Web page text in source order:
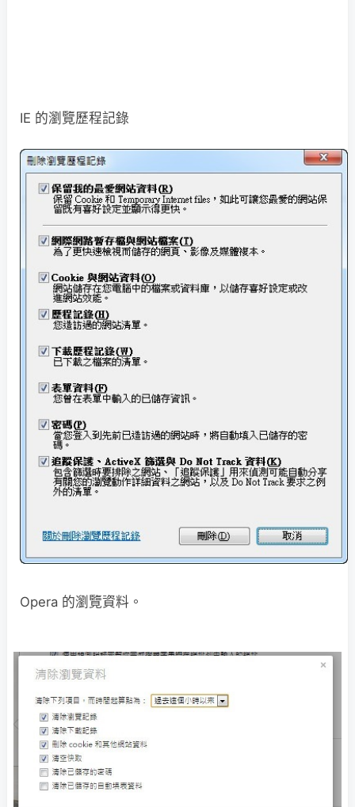
IE 的瀏覽歷程記錄
Opera 的瀏覽資料。